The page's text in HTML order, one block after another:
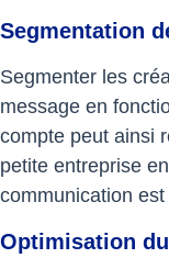
Segmentation
Segmenter les
message en
compte peut ainsi
petite entreprise
communication
Optimisation